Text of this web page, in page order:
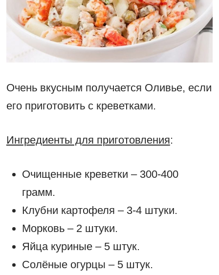
Очень вкусным получается Оливье, если
его приготовить с креветками.
Ингредиенты для приготовления:
Очищенные креветки – 300-400
грамм.
Клубни картофеля – 3-4 штуки.
Морковь – 2 штуки.
Яйца куриные – 5 штук.
Солёные огурцы – 5 штук.